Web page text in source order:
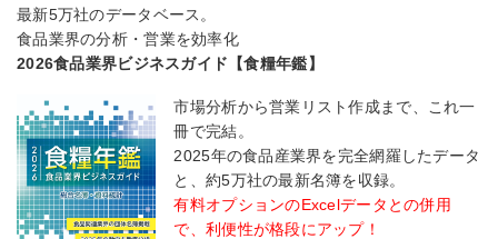
最新5万社のデータベース。
食品業界の分析・営業を効率化
2026食品業界ビジネスガイド【食糧年鑑】
市場分析から営業リスト作成まで、これ一
冊で完結。
2025年の食品産業界を完全網羅したデータ
と、約5万社の最新名簿を収録。
有料オプションのExcelデータとの併用
で、利便性が格段にアップ！